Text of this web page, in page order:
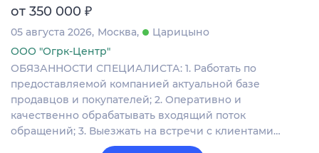
от 350 000 ₽
05 августа 2026 Москва
Царицыно
ООО "Огрк-Центр"
ОБЯЗАННОСТИ СПЕЦИАЛИСТА: 1. Работать по
предоставляемой компанией актуальной базе
продавцов и покупателей; 2. Оперативно и
качественно обрабатывать входящий поток
обращений; 3. Выезжать на встречи с клиентами…